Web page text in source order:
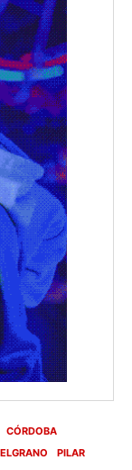
CÓRDOBA
PILAR